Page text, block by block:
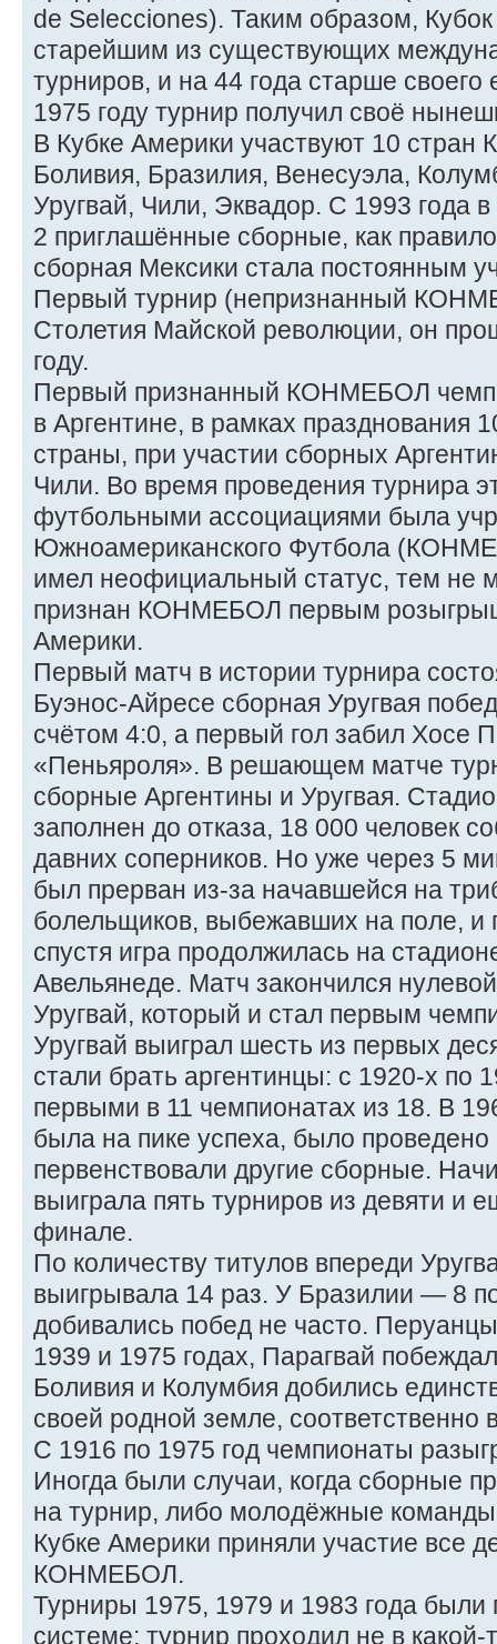
de Selecciones). Таким образом,
старейшим из существующих
турниров, и на 44 года старше своего
1975 году турнир получил своё
В Кубке Америки участвуют 10
Боливия, Бразилия, Венесуэла,
Уругвай, Чили, Эквадор. С 1993 года
2 приглашённые сборные, как
сборная Мексики стала постоянным
Первый турнир (непризнанный
Столетия Майской революции, он
году.
Первый признанный КОНМЕБОЛ
в Аргентине, в рамках празднования
страны, при участии сборных
Чили. Во время проведения турнира
футбольными ассоциациями была
Южноамериканского Футбола
имел неофициальный статус, тем не
признан КОНМЕБОЛ первым
Америки.
Первый матч в истории турнира
Буэнос-Айресе сборная Уругвая
счётом 4:0, а первый гол забил Хосе
«Пеньяроля». В решающем матче
сборные Аргентины и Уругвая.
заполнен до отказа, 18 000 человек
давних соперников. Но уже через 5
был прерван из-за начавшейся на
болельщиков, выбежавших на поле, и
спустя игра продолжилась на
Авельянеде. Матч закончился
Уругвай, который и стал первым
Уругвай выиграл шесть из первых
стали брать аргентинцы: с 1920-х по
первыми в 11 чемпионатах из 18. В
была на пике успеха, было проведено
первенствовали другие сборные.
выиграла пять турниров из девяти и
финале.
По количеству титулов впереди
выигрывала 14 раз. У Бразилии — 8
добивались побед не часто.
1939 и 1975 годах, Парагвай
Боливия и Колумбия добились
своей родной земле, соответственно
С 1916 по 1975 год чемпионаты
Иногда были случаи, когда сборные
на турнир, либо молодёжные
Кубке Америки приняли участие все
КОНМЕБОЛ.
Турниры 1975, 1979 и 1983 года были
системе: турнир проходил не в